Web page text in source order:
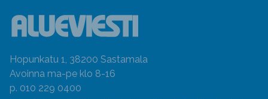
Hopunkatu 1, 38200 Sastamala
Avoinna ma-pe klo 8-16
p. 010 229 0400